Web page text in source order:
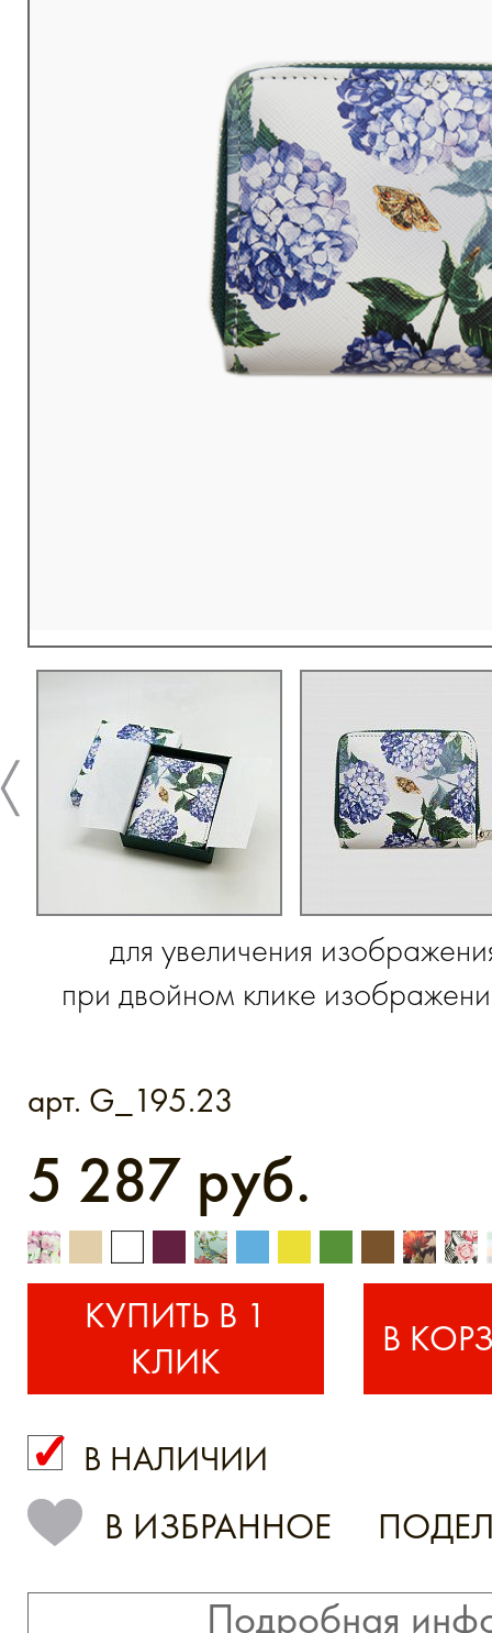
для увеличения
при двойном клике
арт. G_195.23
5 287 руб.
КУПИТЬ В 1
КЛИК
КУПИТЬ В 1 КЛИК
В НАЛИЧИИ
В ИЗБРАННОЕ
Подробная